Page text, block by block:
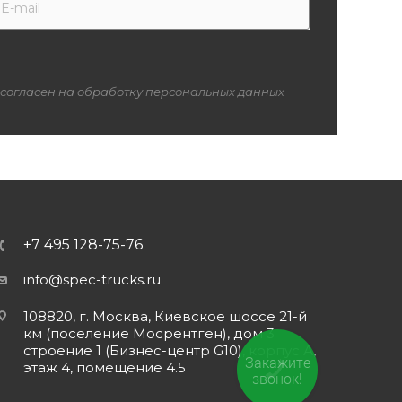
на обработку персональных данных
+7 495 128-75-76
info@spec-trucks.ru
108820, г. Москва, Киевское шоссе 21-й
км (поселение Мосрентген), дом 3
строение 1 (Бизнес-центр G10), корпус А,
этаж 4, помещение 4.5
Закажите
звонок!